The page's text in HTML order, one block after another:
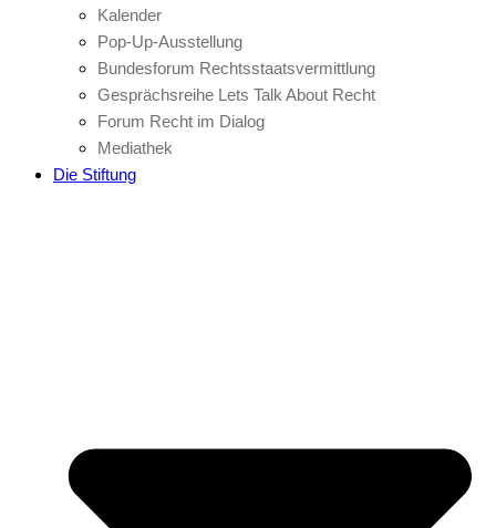
Kalender
Pop-Up-Ausstellung
Bundesforum Rechtsstaatsvermittlung
Gesprächsreihe Lets Talk About Recht
Forum Recht im Dialog
Mediathek
Die Stiftung